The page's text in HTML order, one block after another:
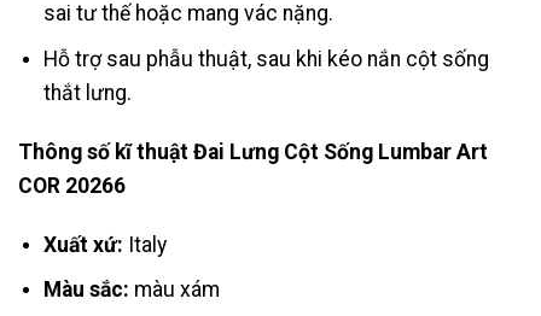
sai tư thế hoặc mang vác nặng.
Hỗ trợ sau phẫu thuật, sau khi kéo nắn cột sống
thắt lưng.
Thông số kĩ thuật Đai Lưng Cột Sống Lumbar Art
COR 20266
Xuất xứ: Italy
Màu sắc: màu xám